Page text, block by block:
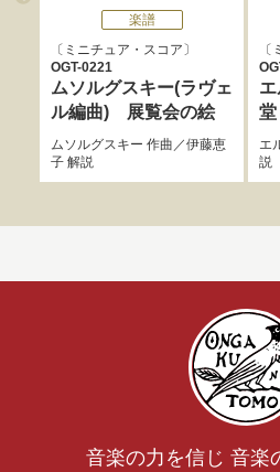
楽譜
ミニチュア・スコア
OGT-0221
ムソルグスキー(ラヴェ
ル編曲) 展覧会の絵
ムソルグスキー 作曲／伊藤恵
子解説
堂
エ
説
音楽の力を信じ 音楽